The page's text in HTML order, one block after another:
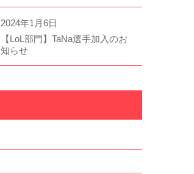
2024年1月6日
【LoL部門】TaNa選手加入のお
知らせ